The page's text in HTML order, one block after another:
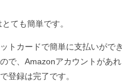
ても簡単です。
トカードで簡単に支払いができ
で、Amazonアカウントがあれ
登録は完了です。